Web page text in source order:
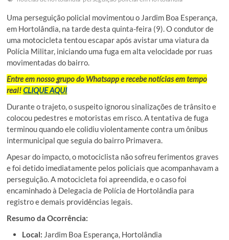
Uma perseguição policial movimentou o Jardim Boa Esperança,
em Hortolândia, na tarde desta quinta-feira (9). O condutor de
uma motocicleta tentou escapar após avistar uma viatura da
Polícia Militar, iniciando uma fuga em alta velocidade por ruas
movimentadas do bairro.
Entre em nosso grupo do Whatsapp e recebe notícias em tempo
real!CLIQUE AQUI
Durante o trajeto, o suspeito ignorou sinalizações de trânsito e
colocou pedestres e motoristas em risco. A tentativa de fuga
terminou quando ele colidiu violentamente contra um ônibus
intermunicipal que seguia do bairro Primavera.
Apesar do impacto, o motociclista não sofreu ferimentos graves
e foi detido imediatamente pelos policiais que acompanhavam a
perseguição. A motocicleta foi apreendida, e o caso foi
encaminhado à Delegacia de Polícia de Hortolândia para
registro e demais providências legais.
Resumo da Ocorrência:
Local: Jardim Boa Esperança, Hortolândia